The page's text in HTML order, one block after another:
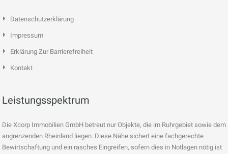
Datenschutzerklärung
Impressum
Erklärung Zur Barrierefreiheit
Kontakt
Leistungsspektrum
Die Xcorp Immobilien GmbH betreut nur Objekte, die im Ruhrgebiet sowie dem
angrenzenden Rheinland liegen. Diese Nähe sichert eine fachgerechte
Bewirtschaftung und ein rasches Eingreifen, sofern dies in Notlagen nötig ist